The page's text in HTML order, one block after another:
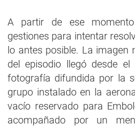
A partir de ese
gestiones para intentar
lo antes posible. La imagen
del episodio llegó desde
fotografía difundida por la
grupo instalado en la
vacío reservado para
acompañado por un